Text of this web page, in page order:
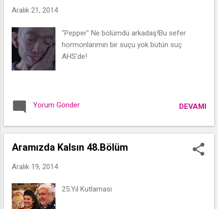
Aralık 21, 2014
"Pepper" Ne bölümdü arkadaş!Bu sefer
hormonlarımın bir suçu yok bütün suç
AHS'de!
Yorum Gönder DEVAMI
Aramızda Kalsın 48.Bölüm
Aralık 19, 2014
25.Yıl Kutlaması